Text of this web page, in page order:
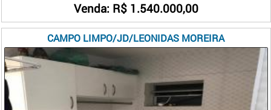
Venda: R$ 1.540.000,00
CAMPO LIMPO/JD/LEONIDAS MOREIRA